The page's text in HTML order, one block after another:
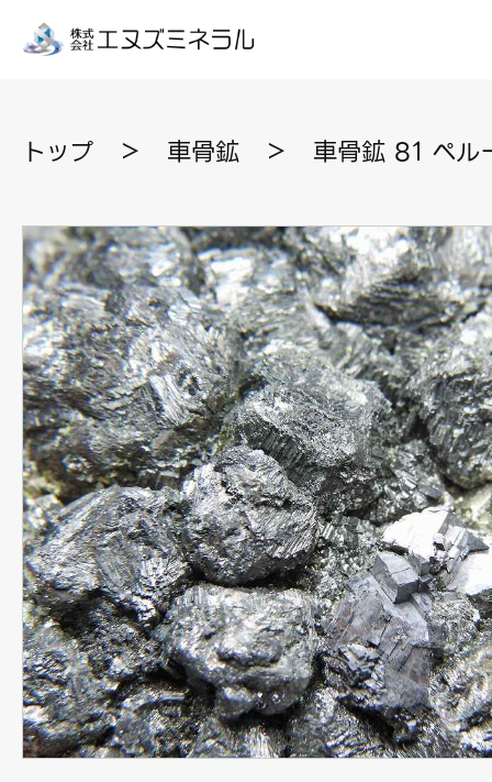
トップ ＞ 車骨鉱 ＞ 車骨鉱 81 ペル